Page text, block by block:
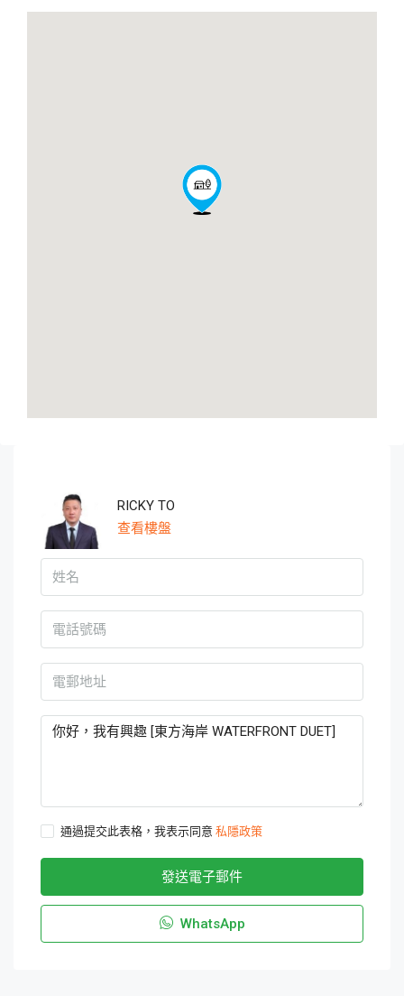
RICKY TO
查看樓盤
通過提交此表格，我表示同意 私隱政策
發送電子郵件
WhatsApp